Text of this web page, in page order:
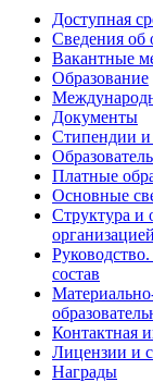
Доступная
Сведения об
Вакантные
Образование
Документы
Стипендии
Платные
Основные
Структура и
организацией
состав
Контактная
Лицензии и
Награды